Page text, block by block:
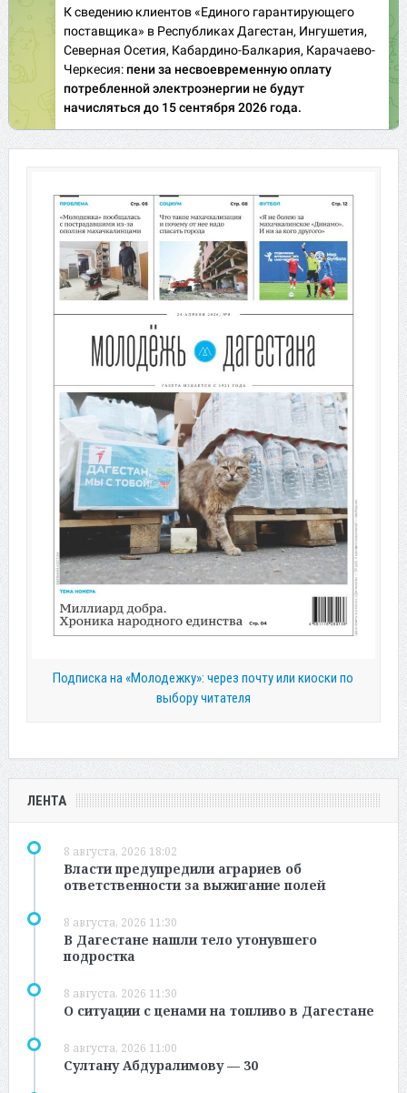
Подписка на «Молодежку»: через почту или киоски по
выбору читателя
ЛЕНТА
8 августа, 2026 18:02
Власти предупредили аграриев об
ответственности за выжигание полей
8 августа, 2026 11:30
В Дагестане нашли тело утонувшего
подростка
8 августа, 2026 11:30
О ситуации с ценами на топливо в Дагестане
8 августа, 2026 11:00
Султану Абдуралимову — 30